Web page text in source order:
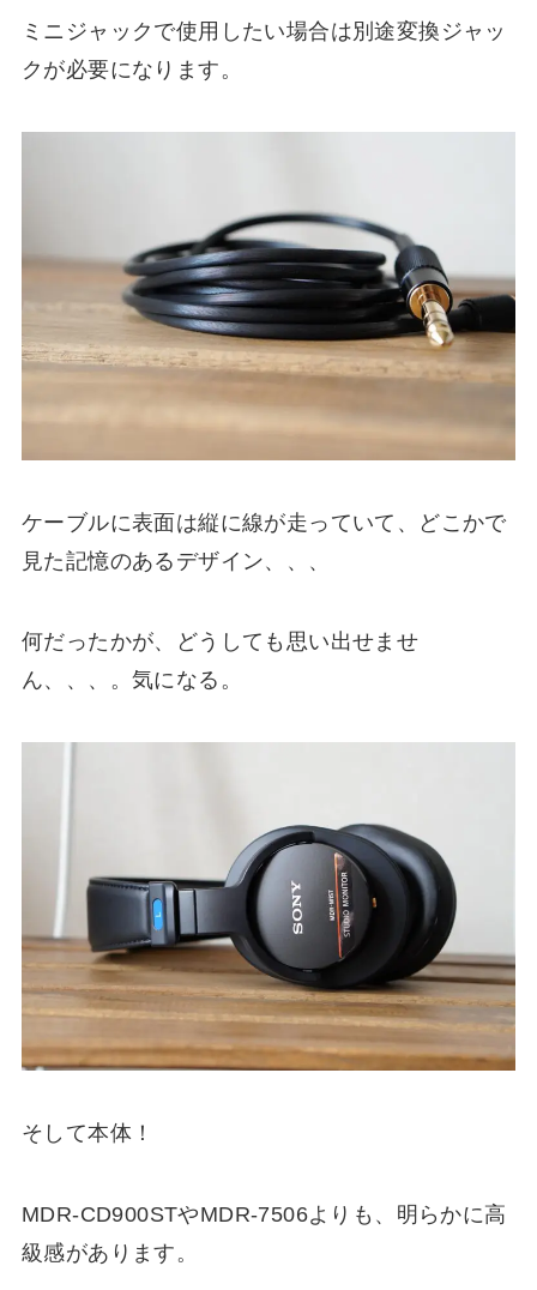
ミニジャックで使用したい場合は別途変換ジャッ
クが必要になります。
ケーブルに表面は縦に線が走っていて、どこかで
見た記憶のあるデザイン、、、
何だったかが、どうしても思い出せませ
ん、、、。気になる。
そして本体！
MDR-CD900STやMDR-7506よりも、明らかに高
級感があります。